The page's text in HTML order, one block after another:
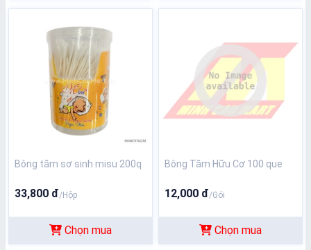
Bông tăm sơ sinh misu 200q
33,800 đ/Hộp
Chọn mua
Bông Tăm Hữu Cơ 100 que
12,000 đ/Gói
Chọn mua